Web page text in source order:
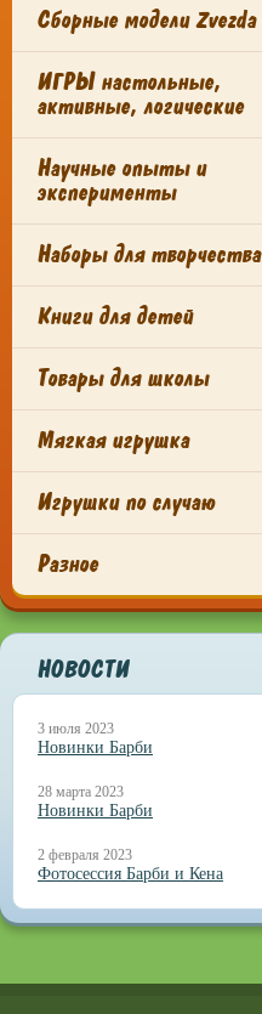
Сборные модели Zvezda
ИГРЫ настольные,
активные, логические
Научные опыты и
эксперименты
Наборы для творчества
Книги для детей
Товары для школы
Мягкая игрушка
Игрушки по случаю
Разное
НОВОСТИ
3 июля 2023
Новинки Барби
28 марта 2023
Новинки Барби
2 февраля 2023
Фотосессия Барби и Кена